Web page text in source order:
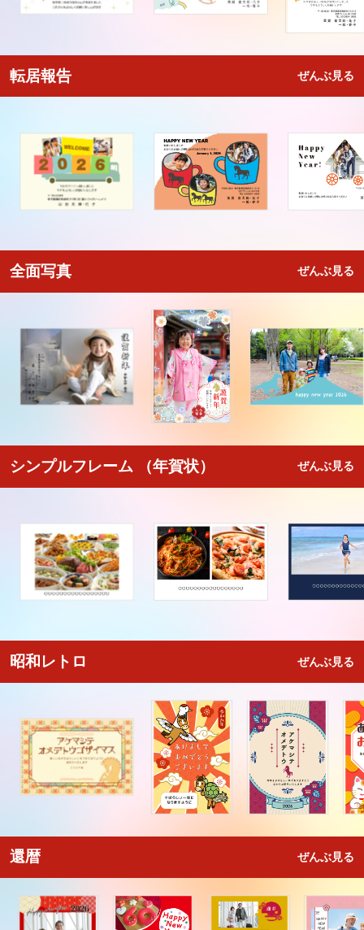
転居報告 ぜんぶ見る
全面写真 ぜんぶ見る
シンプルフレーム （年賀状） ぜんぶ見る
昭和レトロ ぜんぶ見る
還暦 ぜんぶ見る